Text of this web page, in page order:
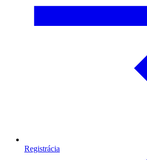
Registrácia